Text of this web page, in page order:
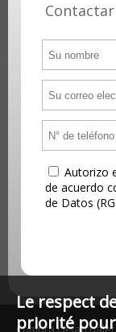
Autorizo
de acuerdo
de Datos
Compra casa/
Le respect
priorité